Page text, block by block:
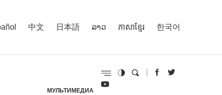
中文 日本語 ລາວ ភាសាខ្មែរ 한국어
МУЛЬТИМЕДИА